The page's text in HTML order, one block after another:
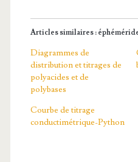
Articles similaires :
Diagrammes de
distribution et titrages de
polyacides et de
polybases
Courbe de titrage
conductimétrique-Python